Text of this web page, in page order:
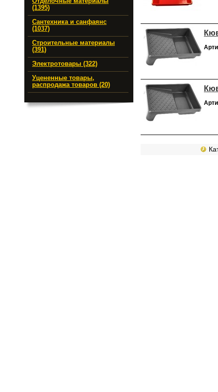
(1395)
Сантехника и санфаянс
(1037)
Строительные материалы
(391)
Электротовары (322)
Уцененные товары,
распродажа товаров (20)